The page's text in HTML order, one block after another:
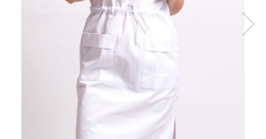
Halate medicale cu fermoar
Halate medicale polar - unisex
Halate medicale albe